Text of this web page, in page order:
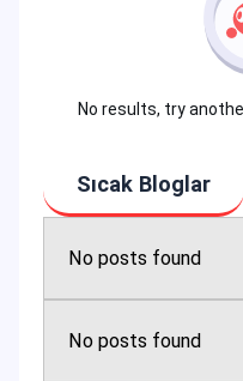
No results, try
Sıcak Bloglar
No posts found
No posts found